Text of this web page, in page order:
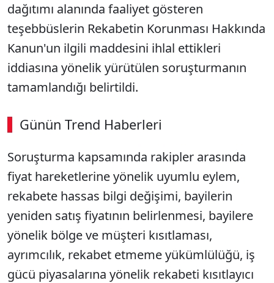
dağıtımı alanında faaliyet gösteren
teşebbüslerin Rekabetin Korunması Hakkında
Kanun'un ilgili maddesini ihlal ettikleri
iddiasına yönelik yürütülen soruşturmanın
tamamlandığı belirtildi.
Günün Trend Haberleri
SÖZCÜ SON DAKİKA
Soruşturma kapsamında rakipler arasında
fiyat hareketlerine yönelik uyumlu eylem,
rekabete hassas bilgi değişimi, bayilerin
yeniden satış fiyatının belirlenmesi, bayilere
yönelik bölge ve müşteri kısıtlaması,
ayrımcılık, rekabet etmeme yükümlülüğü, iş
gücü piyasalarına yönelik rekabeti kısıtlayıcı